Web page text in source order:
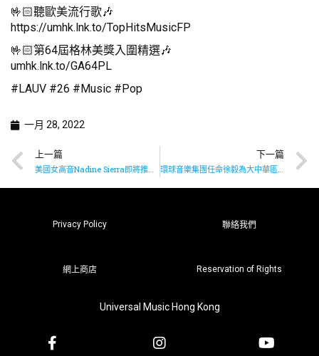
🤟🏻聽歐美流行歌🎶
https://umhk.lnk.to/TopHitsMusicFP
🤟🏻第64屆格林美獎入圍精選🎶
umhk.lnk.to/GA64PL
#LAUV #26 #Music #Pop
一月 28, 2022
上一篇
美國女高音Nadine Sierra即將推出新專輯《Made for Opera》
下一篇
環球音樂集團任命徐毅為大中華區主席暨首席執行官
Privacy Policy 聯絡我們
網上商店 Reservation of Rights
Universal Music Hong Kong